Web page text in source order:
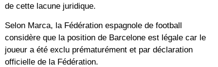
de cette lacune juridique.
Selon Marca, la Fédération espagnole de football
considère que la position de Barcelone est légale car le
joueur a été exclu prématurément et par déclaration
officielle de la Fédération.